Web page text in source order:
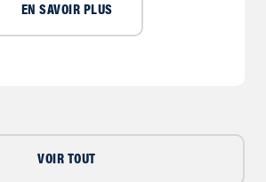
EN SAVOIR PLUS
VOIR TOUT